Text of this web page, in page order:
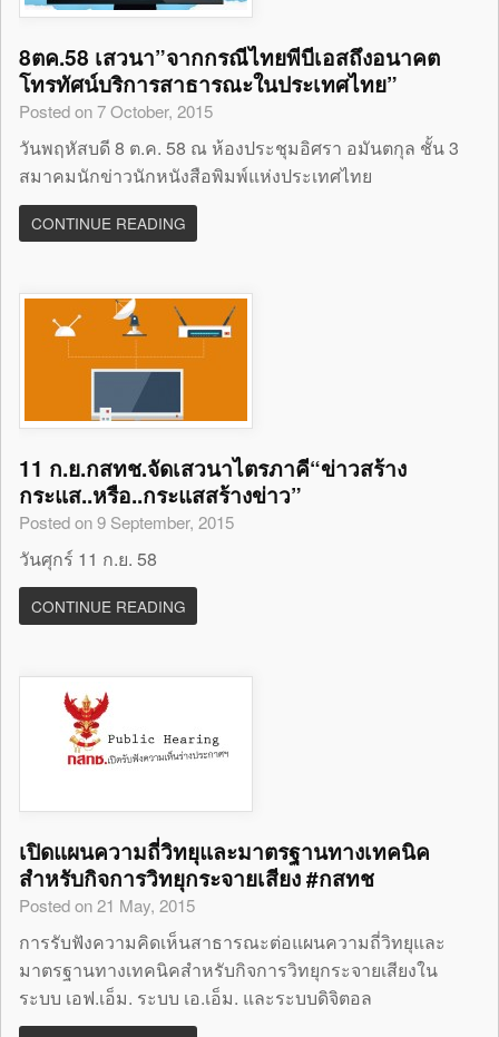
8ตค.58 เสวนา”จากกรณีไทยพีบีเอสถึงอนาคต
โทรทัศน์บริการสาธารณะในประเทศไทย”
Posted on 7 October, 2015
วันพฤหัสบดี 8 ต.ค. 58 ณ ห้องประชุมอิศรา อมันตกุล ชั้น 3
สมาคมนักข่าวนักหนังสือพิมพ์แห่งประเทศไทย
CONTINUE READING
11 ก.ย.กสทช.จัดเสวนาไตรภาคี“ข่าวสร้าง
กระแส..หรือ..กระแสสร้างข่าว”
Posted on 9 September, 2015
วันศุกร์ 11 ก.ย. 58
CONTINUE READING
เปิดแผนความถี่วิทยุและมาตรฐานทางเทคนิค
สำหรับกิจการวิทยุกระจายเสียง #กสทช
Posted on 21 May, 2015
การรับฟังความคิดเห็นสาธารณะต่อแผนความถี่วิทยุและ
มาตรฐานทางเทคนิคสำหรับกิจการวิทยุกระจายเสียงใน
ระบบ เอฟ.เอ็ม. ระบบ เอ.เอ็ม. และระบบดิจิตอล